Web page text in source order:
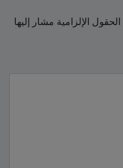
الحقول الإلزامية مشار إليها